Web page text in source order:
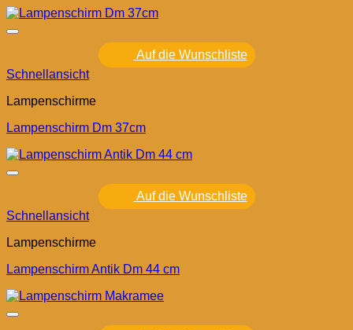
Auf die Wunschliste
Schnellansicht
Lampenschirme
Lampenschirm Dm 37cm
Auf die Wunschliste
Schnellansicht
Lampenschirme
Lampenschirm Antik Dm 44 cm